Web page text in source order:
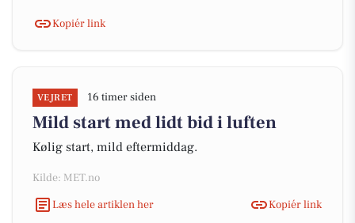
Kopiér link
VEJRET 16 timer siden
Mild start med lidt bid i luften
Kølig start, mild eftermiddag.
Kilde: MET.no
Læs hele artiklen her
Kopiér link